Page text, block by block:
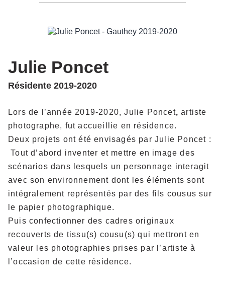
Julie Poncet
Résidente 2019-2020
Lors de l’année 2019-2020, Julie Poncet, artiste
photographe, fut accueillie en résidence.
Deux projets ont été envisagés par Julie Poncet :
Tout d’abord inventer et mettre en image des
scénarios dans lesquels un personnage interagit
avec son environnement dont les éléments sont
intégralement représentés par des fils cousus sur
le papier photographique.
Puis confectionner des cadres originaux
recouverts de tissu(s) cousu(s) qui mettront en
valeur les photographies prises par l’artiste à
l’occasion de cette résidence.